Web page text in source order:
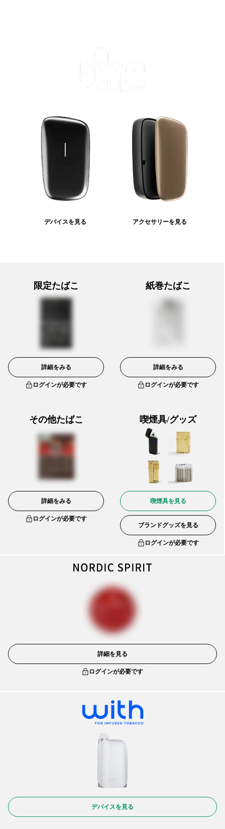
デバイスを見る アクセサリーを見る
限定たばこ
詳細をみる
ログインが必要です
紙巻たばこ
詳細をみる
ログインが必要です
その他たばこ
詳細をみる
ログインが必要です
喫煙具/グッズ
喫煙具を見る
ブランドグッズを見る
ログインが必要です
詳細を見る
ログインが必要です
デバイスを見る